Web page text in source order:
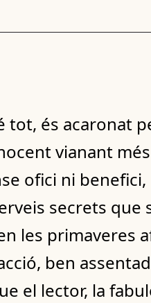
tot, és acaronat
vianant
ofici ni benefici,
secrets que
les primaveres
ben
el lector, la